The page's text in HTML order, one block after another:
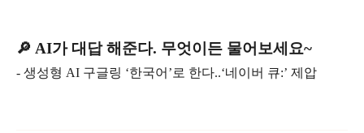
🔎 AI가 대답 해준다. 무엇이든 물어보세요~
- 생성형 AI 구글링 ‘한국어’로 한다..‘네이버 큐:’ 제압